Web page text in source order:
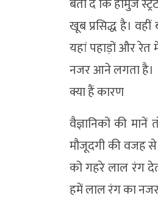
खूब प्रसिद्ध है।
यहां पहाड़ों और
नजर आने लगता है।
क्या हैं कारण
वैज्ञानिकों की
मौजूदगी की वजह से
को गहरे लाल रंग
हमें लाल रंग का